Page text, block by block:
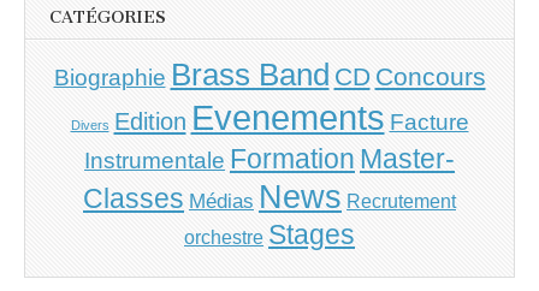
CATÉGORIES
Biographie Brass Band CD Concours
Divers Edition Evenements Facture
Instrumentale Formation Master-
Classes Médias News Recrutement
orchestre Stages